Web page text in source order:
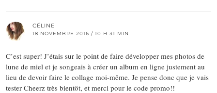
CÉLINE
18 NOVEMBRE 2016 / 10 H 31 MIN
C’est super! J’étais sur le point de faire développer mes photos de
lune de miel et je songeais à créer un album en ligne justement au
lieu de devoir faire le collage moi-même. Je pense donc que je vais
tester Cheerz très bientôt, et merci pour le code promo!!